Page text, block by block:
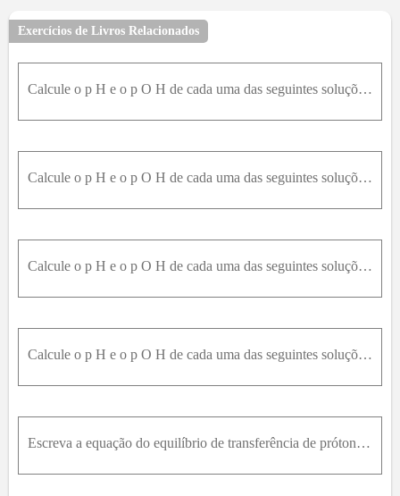
Exercícios de Livros Relacionados
Calcule o p H e o p O H de cada uma das seguintes soluções de ácido ou base forte em água: (a) 0,0356M de H I a q ; (b) 0,0725M de H C l a q ; (c) 3,46 × 10 - 3M de B a O H 2 a q ; (d) 10,9m g de
Calcule o p H e o p O H de cada uma das seguintes soluções de ácido ou base forte em água: (a) 0,0356M de H I a q ; (b) 0,0725M de H C l a q ; (c) 3,46 × 10 - 3M de B a O H 2 a q ; (d) 10,9m g de
Calcule o p H e o p O H de cada uma das seguintes soluções de ácido ou base forte em água: (a) 0,0146M de H N O 3 a q ; (b) 0,11M de H C l a q ; (c) 0,0092M de B a O H 2 a q ; (d) 200m L de uma so
Calcule o p H e o p O H de cada uma das seguintes soluções de ácido ou base forte em água: (a) 0,0356M de H I a q ; (b) 0,0725M de H C l a q ; (c) 3,46 × 10 - 3M de B a O H 2 a q ; (d) 10,9m g de
Escreva a equação do equilíbrio de transferência de prótons de cada um dos seguintes bases fracas e dê a expressão da constante de basicidade K b . Identifique o base ácido, escreva a equação